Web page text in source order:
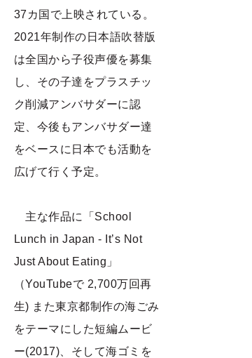
37カ国で上映されている。
2021年制作の日本語吹替版
は全国から子役声優を募集
し、その子達をプラスチッ
ク削減アンバサダーに認
定、今後もアンバサダー達
をベースに日本でも活動を
広げて行く予定。
主な作品に「School
Lunch in Japan - It’s Not
Just About Eating」
（YouTubeで 2,700万回再
生) また東京都制作の海ごみ
をテーマにした短編ムービ
ー(2017)、そして海ゴミを